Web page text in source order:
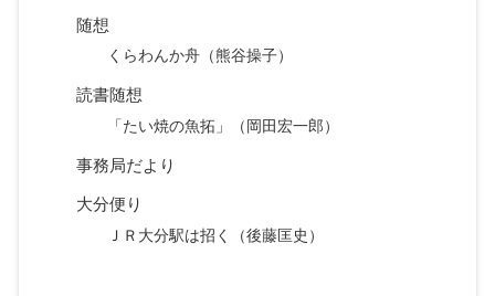
随想
くらわんか舟（熊谷操子）
読書随想
「たい焼の魚拓」（岡田宏一郎）
事務局だより
大分便り
ＪＲ大分駅は招く（後藤匡史）